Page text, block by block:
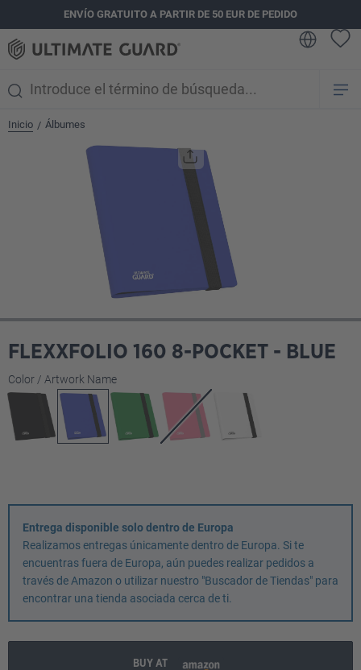
principalENVÍO GRATUITO A PARTIR DE 50 EUR DE PEDIDO
Inicio / Álbumes
Omitir galería de imágenes
FLEXXFOLIO 160 8-POCKET - BLUE
Seleccione
Color / Artwork Name
Entrega disponible solo dentro de Europa
Realizamos entregas únicamente dentro de Europa. Si te
encuentras fuera de Europa, aún puedes realizar pedidos a
través de Amazon o utilizar nuestro "Buscador de Tiendas" para
encontrar una tienda asociada cerca de ti.
BUY AT